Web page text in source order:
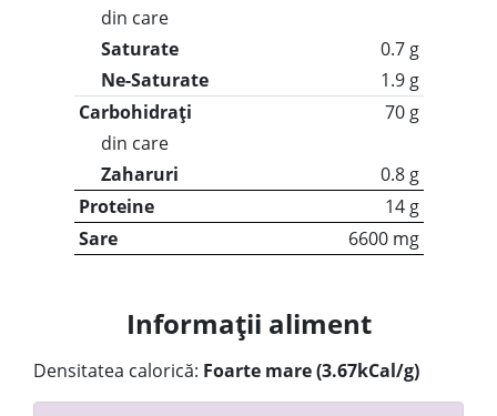
din care
Saturate
0.7 g
Ne-Saturate
1.9 g
Carbohidrați
70 g
din care
Zaharuri
0.8 g
Proteine
14 g
Sare
6600 mg
Informații aliment
Densitatea calorică: Foarte mare (3.67kCal/g)